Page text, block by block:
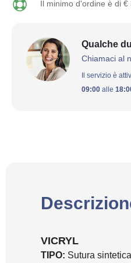
Il minimo d'ordine è di €
Qualche
Chiamaci al
Il servizio è
09:00 alle
VICRYL
TIPO: Sutura